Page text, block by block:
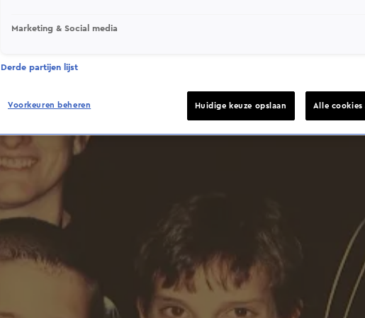
Marketing & Social media
Derde partijen lijst
Voorkeuren beheren Huidige keuze opslaan Alle cookies